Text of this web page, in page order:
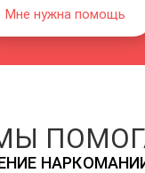
Мне нужна помощь